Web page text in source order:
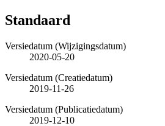
Standaard
Versiedatum (Wijzigingsdatum)
2020-05-20
Versiedatum (Creatiedatum)
2019-11-26
Versiedatum (Publicatiedatum)
2019-12-10